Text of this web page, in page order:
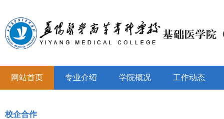
网站首页 专业介绍 学院概况 工作动态
校企合作